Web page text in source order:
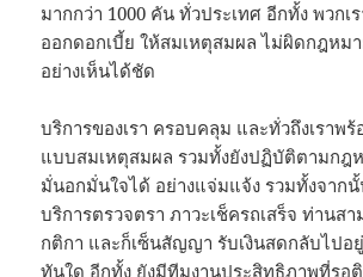
มากกว่า 1000 คัน ทั่วประเทศ อีกทั้ง พวกเ
ออกดอกเบี้ย ให้สมเหตุสมผล ไม่ผิดกฎหม
อย่างเห็นได้ชัด
บริการของเรา ครอบคลุม และทั่วถึงเราพ
แบบสมเหตุสมผล รวมทั้งยังปฏิบัติตามกฎ
มั่นอกมั่นใจได้ อย่างแจ่มแจ้ง รวมทั้งจากนั้
บริการตรวจตรา ภาวะเช็ครถเสร็จ ท่านส
กติกา และก็เซ็นสัญญา รับเงินสดกลับไปอ
ทันใด อีกทั้ง ยังมีทีมงานประสิทธิภาพที่รอ